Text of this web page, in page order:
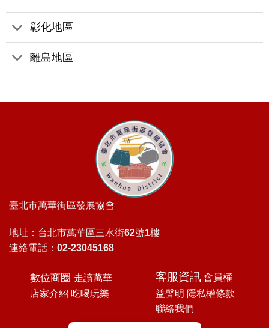
彰化地區
離島地區
臺北市萬華街區發展協會
地址：台北市萬華區三水街62號1樓
連絡電話：02-23045168
數位商圈 走讀萬華
店家介紹 吃喝玩樂
客服資訊 會員權
益聲明 隱私權條款
聯絡我們